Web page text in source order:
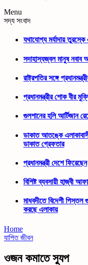
Menu
সদ্য সংবাদ
যথাযোগ্য মর্যাদায়
সদাহাস্যজ্বল মানুষ নবাব
রাষ্ট্রপতির সঙ্গে
প্রধানমন্ত্রীর শোক বীর
গুলশানের হলি আর্টিজান
ডাকাত আতঙ্কে
ডাকাত গ্রেফতার
প্রধানমন্ত্রী দেশে ফিরেছেন
বিশিষ্ট ব্যবসায়ী হাজ্বী
মাধবদীতে বিদেশী পিস্তল
করছে এলাকায়
Home
যাপিত জীবন
ওজন কমাতে স্যুপ